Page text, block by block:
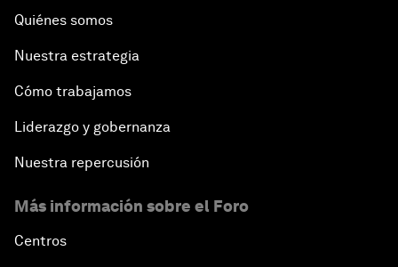
Quiénes somos
Nuestra estrategia
Cómo trabajamos
Liderazgo y gobernanza
Nuestra repercusión
Más información sobre el Foro
Centros